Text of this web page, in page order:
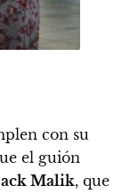
con su
el guión
Malik, que